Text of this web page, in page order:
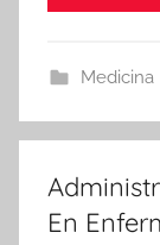
Medicina
En